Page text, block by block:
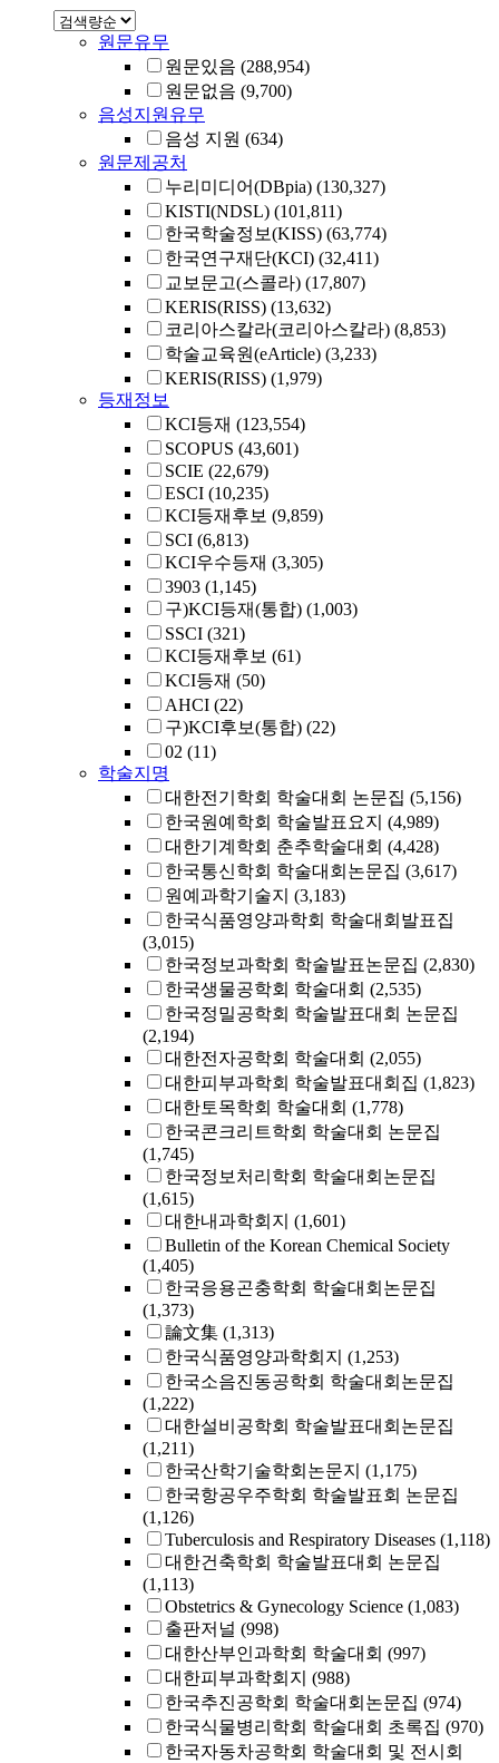
원문유무
원문있음 (288,954)
원문없음 (9,700)
음성지원유무
음성 지원 (634)
원문제공처
누리미디어(DBpia) (130,327)
KISTI(NDSL) (101,811)
한국학술정보(KISS) (63,774)
한국연구재단(KCI) (32,411)
교보문고(스콜라) (17,807)
KERIS(RISS) (13,632)
코리아스칼라(코리아스칼라) (8,853)
학술교육원(eArticle) (3,233)
KERIS(RISS) (1,979)
등재정보
KCI등재 (123,554)
SCOPUS (43,601)
SCIE (22,679)
ESCI (10,235)
KCI등재후보 (9,859)
SCI (6,813)
KCI우수등재 (3,305)
3903 (1,145)
구)KCI등재(통합) (1,003)
SSCI (321)
KCI등재후보 (61)
KCI등재 (50)
AHCI (22)
구)KCI후보(통합) (22)
02 (11)
학술지명
대한전기학회 학술대회 논문집 (5,156)
한국원예학회 학술발표요지 (4,989)
대한기계학회 춘추학술대회 (4,428)
한국통신학회 학술대회논문집 (3,617)
원예과학기술지 (3,183)
한국식품영양과학회 학술대회발표집
(3,015)
한국정보과학회 학술발표논문집 (2,830)
한국생물공학회 학술대회 (2,535)
한국정밀공학회 학술발표대회 논문집
(2,194)
대한전자공학회 학술대회 (2,055)
대한피부과학회 학술발표대회집 (1,823)
대한토목학회 학술대회 (1,778)
한국콘크리트학회 학술대회 논문집
(1,745)
한국정보처리학회 학술대회논문집
(1,615)
대한내과학회지 (1,601)
Bulletin of the Korean Chemical Society
(1,405)
한국응용곤충학회 학술대회논문집
(1,373)
論文集 (1,313)
한국식품영양과학회지 (1,253)
한국소음진동공학회 학술대회논문집
(1,222)
대한설비공학회 학술발표대회논문집
(1,211)
한국산학기술학회논문지 (1,175)
한국항공우주학회 학술발표회 논문집
(1,126)
Tuberculosis and Respiratory Diseases (1,118)
대한건축학회 학술발표대회 논문집
(1,113)
Obstetrics & Gynecology Science (1,083)
출판저널 (998)
대한산부인과학회 학술대회 (997)
대한피부과학회지 (988)
한국추진공학회 학술대회논문집 (974)
한국식물병리학회 학술대회 초록집 (970)
한국자동차공학회 학술대회 및 전시회